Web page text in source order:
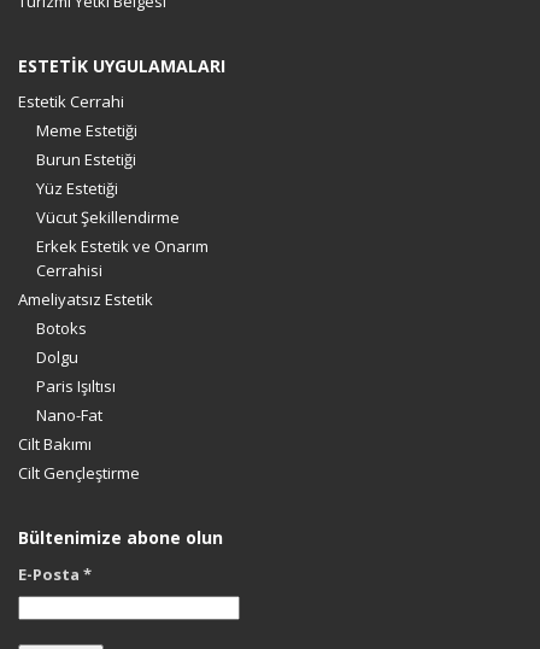
ESTETİK UYGULAMALARI
Estetik Cerrahi
Meme Estetiği
Burun Estetiği
Yüz Estetiği
Vücut Şekillendirme
Erkek Estetik ve Onarım
Cerrahisi
Ameliyatsız Estetik
Botoks
Dolgu
Paris Işıltısı
Nano-Fat
Cilt Bakımı
Cilt Gençleştirme
Bültenimize abone olun
E-Posta *